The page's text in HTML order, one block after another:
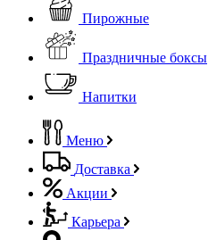
Пирожные
Праздничные боксы
Напитки
Меню
Доставка
Акции
Карьера